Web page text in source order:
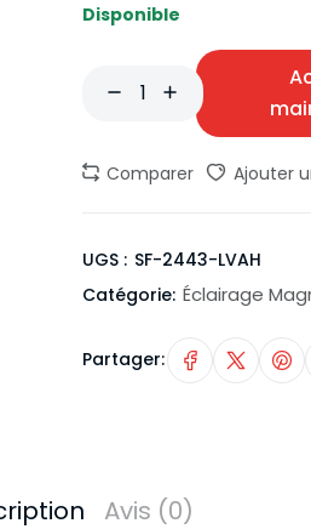
Disponible
Comparer Ajouter
UGS : SF-2443-LVAH
Catégorie: Éclairage
Partager:
Avis (0)